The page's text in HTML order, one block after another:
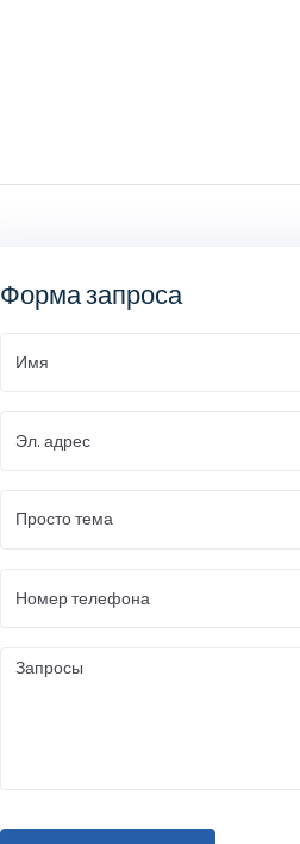
Форма запроса